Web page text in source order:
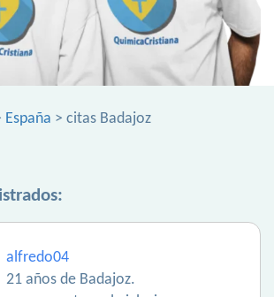
España > citas Badajoz
alfredo04
21 años de Badajoz.